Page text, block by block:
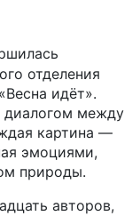
отделения
идёт».
диалогом между
картина —
эмоциями,
природы.
авторов,